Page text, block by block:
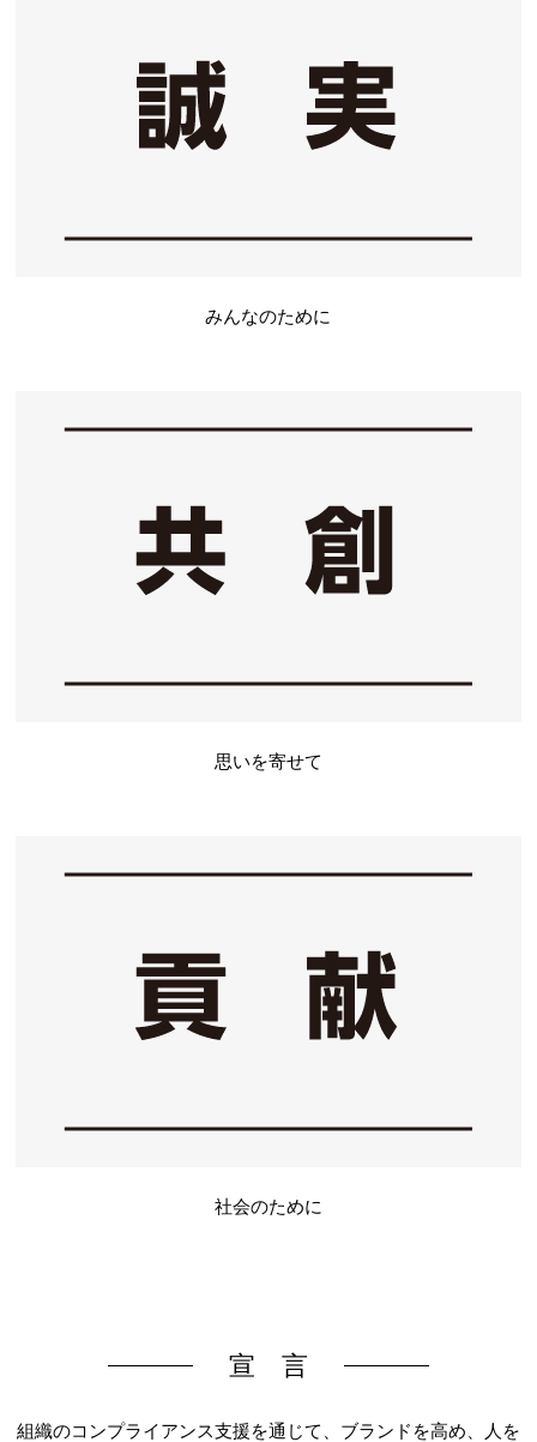
みんなのために
思いを寄せて
社会のために
宣 言
組織のコンプライアンス支援を通じて、ブランドを高め、人を